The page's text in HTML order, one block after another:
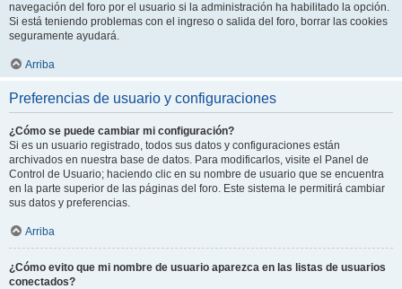
navegación del foro por el usuario si la administración ha habilitado la opción.
Si está teniendo problemas con el ingreso o salida del foro, borrar las cookies
seguramente ayudará.
Arriba
Preferencias de usuario y configuraciones
¿Cómo se puede cambiar mi configuración?
Si es un usuario registrado, todos sus datos y configuraciones están
archivados en nuestra base de datos. Para modificarlos, visite el Panel de
Control de Usuario; haciendo clic en su nombre de usuario que se encuentra
en la parte superior de las páginas del foro. Este sistema le permitirá cambiar
sus datos y preferencias.
Arriba
¿Cómo evito que mi nombre de usuario aparezca en las listas de usuarios
conectados?